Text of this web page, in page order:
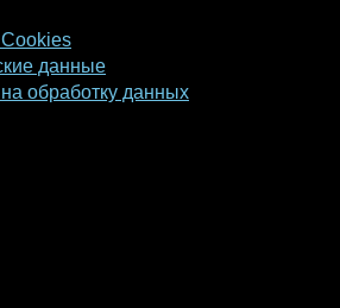
данные
обработку данных